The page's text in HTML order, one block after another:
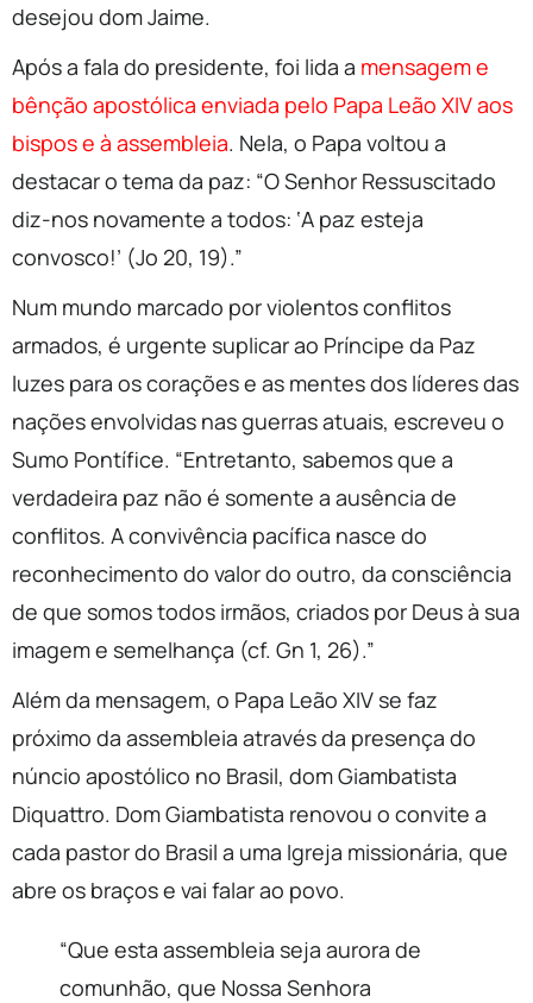
desejou dom Jaime.
Após a fala do presidente, foi lida a mensagem e
bênção apostólica enviada pelo Papa Leão XIV aos
bispos e à assembleia. Nela, o Papa voltou a
destacar o tema da paz: “O Senhor Ressuscitado
diz-nos novamente a todos: ‘A paz esteja
convosco!’ (Jo 20, 19).”
Num mundo marcado por violentos conflitos
armados, é urgente suplicar ao Príncipe da Paz
luzes para os corações e as mentes dos líderes das
nações envolvidas nas guerras atuais, escreveu o
Sumo Pontífice. “Entretanto, sabemos que a
verdadeira paz não é somente a ausência de
conflitos. A convivência pacífica nasce do
reconhecimento do valor do outro, da consciência
de que somos todos irmãos, criados por Deus à sua
imagem e semelhança (cf. Gn 1, 26).”
Além da mensagem, o Papa Leão XIV se faz
próximo da assembleia através da presença do
núncio apostólico no Brasil, dom Giambatista
Diquattro. Dom Giambatista renovou o convite a
cada pastor do Brasil a uma Igreja missionária, que
abre os braços e vai falar ao povo.
“Que esta assembleia seja aurora de
comunhão, que Nossa Senhora